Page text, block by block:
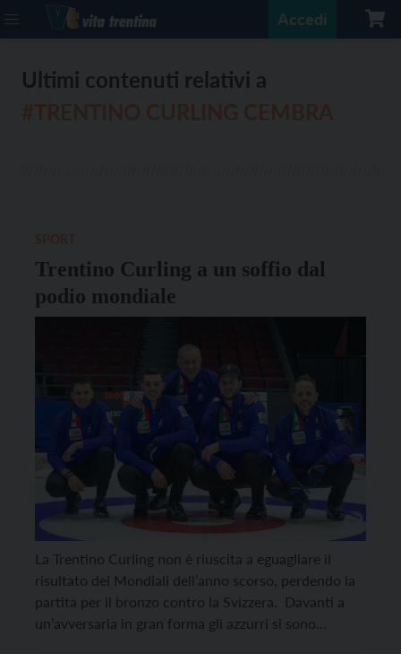
Accedi
Ultimi contenuti relativi a
Trentino Curling a un soffio dal
podio mondiale
La Trentino Curling non è riuscita a eguagliare il
risultato dei Mondiali dell’anno scorso, perdendo la
partita per il bronzo contro la Svizzera. Davanti a
un’avversaria in gran forma gli azzurri si sono